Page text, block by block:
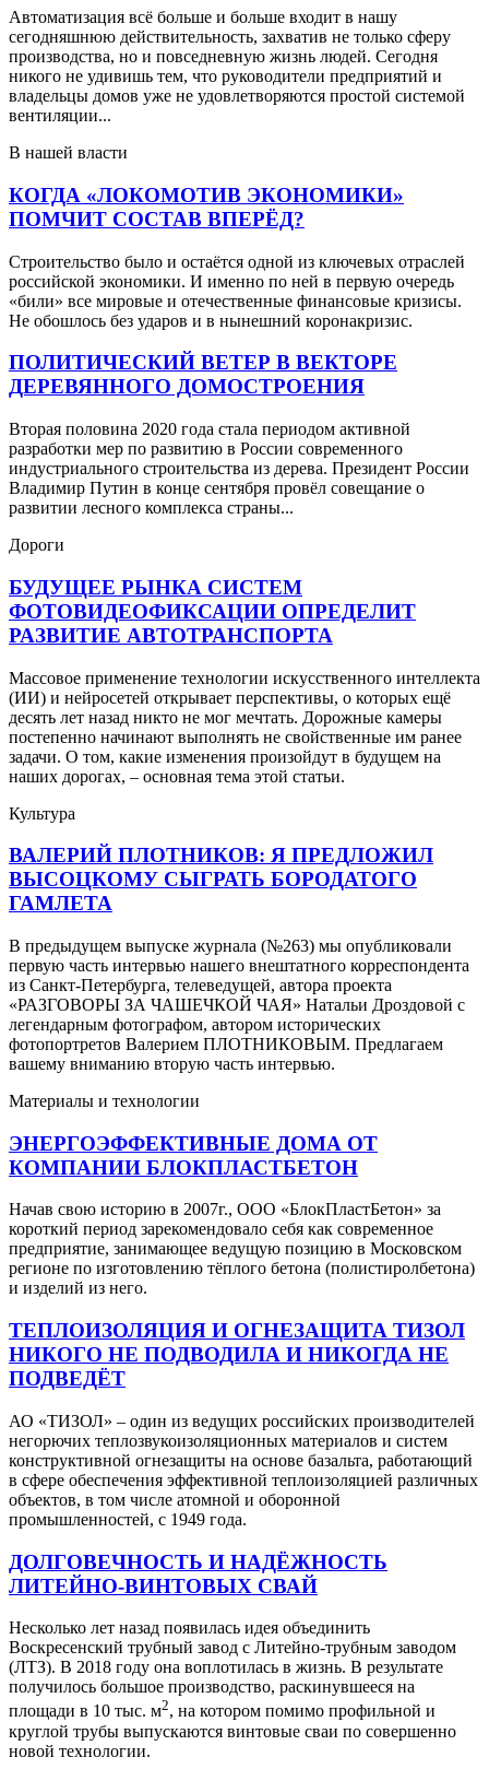
Автоматизация всё больше и больше входит в нашу
сегодняшнюю действительность, захватив не только сферу
производства, но и повседневную жизнь людей. Сегодня
никого не удивишь тем, что руководители предприятий и
владельцы домов уже не удовлетворяются простой системой
вентиляции...
В нашей власти
КОГДА «ЛОКОМОТИВ ЭКОНОМИКИ»
ПОМЧИТ СОСТАВ ВПЕРЁД?
Строительство было и остаётся одной из ключевых отраслей
российской экономики. И именно по ней в первую очередь
«били» все мировые и отечественные финансовые кризисы.
Не обошлось без ударов и в нынешний коронакризис.
ПОЛИТИЧЕСКИЙ ВЕТЕР В ВЕКТОРЕ
ДЕРЕВЯННОГО ДОМОСТРОЕНИЯ
Вторая половина 2020 года стала периодом активной
разработки мер по развитию в России современного
индустриального строительства из дерева. Президент России
Владимир Путин в конце сентября провёл совещание о
развитии лесного комплекса страны...
Дороги
БУДУЩЕЕ РЫНКА СИСТЕМ
ФОТОВИДЕОФИКСАЦИИ ОПРЕДЕЛИТ
РАЗВИТИЕ АВТОТРАНСПОРТА
Массовое применение технологии искусственного интеллекта
(ИИ) и нейросетей открывает перспективы, о которых ещё
десять лет назад никто не мог мечтать. Дорожные камеры
постепенно начинают выполнять не свойственные им ранее
задачи. О том, какие изменения произойдут в будущем на
наших дорогах, – основная тема этой статьи.
Культура
ВАЛЕРИЙ ПЛОТНИКОВ: Я ПРЕДЛОЖИЛ
ВЫСОЦКОМУ СЫГРАТЬ БОРОДАТОГО
ГАМЛЕТА
В предыдущем выпуске журнала (№263) мы опубликовали
первую часть интервью нашего внештатного корреспондента
из Санкт-Петербурга, телеведущей, автора проекта
«РАЗГОВОРЫ ЗА ЧАШЕЧКОЙ ЧАЯ» Натальи Дроздовой с
легендарным фотографом, автором исторических
фотопортретов Валерием ПЛОТНИКОВЫМ. Предлагаем
вашему вниманию вторую часть интервью.
Материалы и технологии
ЭНЕРГОЭФФЕКТИВНЫЕ ДОМА ОТ
КОМПАНИИ БЛОКПЛАСТБЕТОН
Начав свою историю в 2007г., ООО «БлокПластБетон» за
короткий период зарекомендовало себя как современное
предприятие, занимающее ведущую позицию в Московском
регионе по изготовлению тёплого бетона (полистиролбетона)
и изделий из него.
ТЕПЛОИЗОЛЯЦИЯ И ОГНЕЗАЩИТА ТИЗОЛ
НИКОГО НЕ ПОДВОДИЛА И НИКОГДА НЕ
ПОДВЕДЁТ
АО «ТИЗОЛ» – один из ведущих российских производителей
негорючих теплозвукоизоляционных материалов и систем
конструктивной огнезащиты на основе базальта, работающий
в сфере обеспечения эффективной теплоизоляцией различных
объектов, в том числе атомной и оборонной
промышленностей, с 1949 года.
ДОЛГОВЕЧНОСТЬ И НАДЁЖНОСТЬ
ЛИТЕЙНО-ВИНТОВЫХ СВАЙ
Несколько лет назад появилась идея объединить
Воскресенский трубный завод с Литейно-трубным заводом
(ЛТЗ). В 2018 году она воплотилась в жизнь. В результате
получилось большое производство, раскинувшееся на
площади в 10 тыс. м2, на котором помимо профильной и
круглой трубы выпускаются винтовые сваи по совершенно
новой технологии.